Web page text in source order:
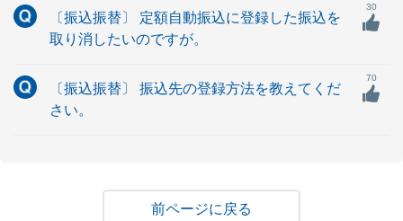
〔振込振替〕 定額自動振込に登録した振込を
取り消したいのですが。
30
〔振込振替〕 振込先の登録方法を教えてくだ
さい。
70
戻る